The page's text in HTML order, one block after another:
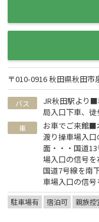
〒010-0916 秋田県秋田市
バス
JR秋田駅より■
局入口下車、徒
車
お車でご来館■
渡り操車場入
面・・・国道
場入口の信号
国道7号線を南
車場入口の信号
駐車場有 宿泊可 親族控